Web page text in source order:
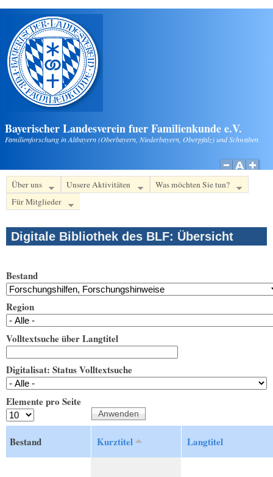
Direkt zum Inhalt
Bayerischer Landesverein fuer Familienkunde e.V.
Familienforschung in Altbayern (Oberbayern, Niederbayern, Oberpfalz) und Schwaben
Über uns Unsere Aktivitäten
Was möchten Sie tun?
Für Mitglieder
Digitale Bibliothek des BLF: Übersicht
Bestand
Region
Volltextsuche über Langtitel
Digitalisat: Status Volltextsuche
Elemente pro Seite
Bestand Kurztitel Langtitel